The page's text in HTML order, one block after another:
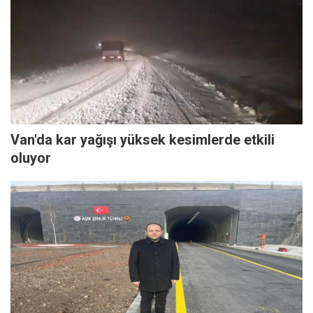
Van'da kar yağışı yüksek kesimlerde etkili
oluyor